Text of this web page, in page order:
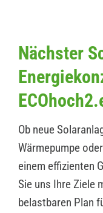
Nächster
Ob neue
Wärmepumpe
einem effizienten
Sie uns Ihre Ziele
belastbaren Plan